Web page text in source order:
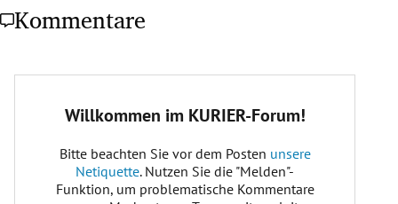
Kommentare